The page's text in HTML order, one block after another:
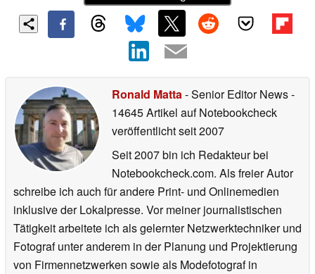
Ronald Matta- Senior Editor News-
14645 Artikel auf Notebookcheck
veröffentlichtseit 2007
Seit 2007 bin ich Redakteur bei
Notebookcheck.com. Als freier Autor
schreibe ich auch für andere Print- und Onlinemedien
inklusive der Lokalpresse. Vor meiner journalistischen
Tätigkeit arbeitete ich als gelernter Netzwerktechniker und
Fotograf unter anderem in der Planung und Projektierung
von Firmennetzwerken sowie als Modefotograf in